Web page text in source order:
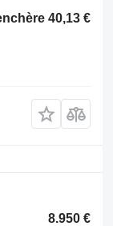
40,13 €
8.950 €